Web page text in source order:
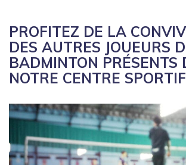
PROFITEZ DE LA
DES AUTRES JOUEURS
BADMINTON PRÉSENTS
NOTRE CENTRE SPORTIF